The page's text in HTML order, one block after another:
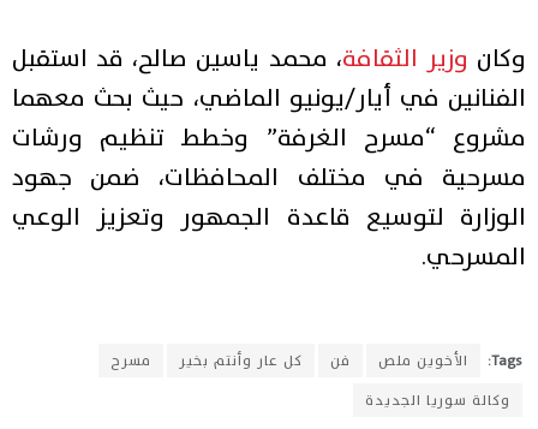
وكان وزير الثقافة، محمد ياسين صالح، قد استقبل
الفنانين في أيار/يونيو الماضي، حيث بحث معهما
مشروع “مسرح الغرفة” وخطط تنظيم ورشات
مسرحية في مختلف المحافظات، ضمن جهود
الوزارة لتوسيع قاعدة الجمهور وتعزيز الوعي
المسرحي.
Tags: الأخوين ملص فن كل عار وأنتم بخير
مسرح
وكالة سوريا الجديدة